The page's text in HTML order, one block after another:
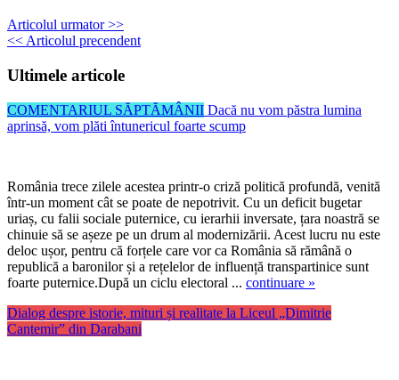
Articolul urmator >>
<< Articolul precendent
Ultimele articole
COMENTARIUL SĂPTĂMÂNII Dacă nu vom păstra lumina
aprinsă, vom plăti întunericul foarte scump
România trece zilele acestea printr-o criză politică profundă, venită
într-un moment cât se poate de nepotrivit. Cu un deficit bugetar
uriaș, cu falii sociale puternice, cu ierarhii inversate, țara noastră se
chinuie să se așeze pe un drum al modernizării. Acest lucru nu este
deloc ușor, pentru că forțele care vor ca România să rămână o
republică a baronilor și a rețelelor de influență transpartinice sunt
foarte puternice.După un ciclu electoral ... continuare »
Dialog despre istorie, mituri și realitate la Liceul „Dimitrie
Cantemir” din Darabani